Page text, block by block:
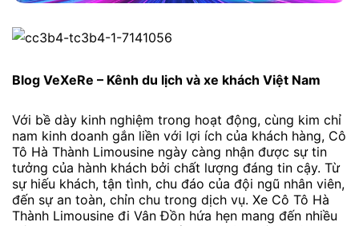
Blog VeXeRe – Kênh du lịch và xe khách Việt Nam
Với bề dày kinh nghiệm trong hoạt động, cùng kim chỉ
nam kinh doanh gắn liền với lợi ích của khách hàng, Cô
Tô Hà Thành Limousine ngày càng nhận được sự tin
tưởng của hành khách bởi chất lượng đáng tin cậy. Từ
sự hiếu khách, tận tình, chu đáo của đội ngũ nhân viên,
đến sự an toàn, chỉn chu trong dịch vụ. Xe Cô Tô Hà
Thành Limousine đi Vân Đồn hứa hẹn mang đến nhiều